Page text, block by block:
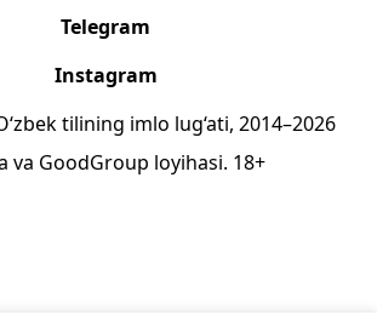
Telegram
Instagram
tilining imlo lug‘ati, 2014–2026
va GoodGroup loyihasi. 18+